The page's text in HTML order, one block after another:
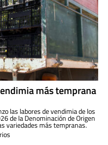
más temprana
las labores de vendimia de los
de la Denominación de Origen
variedades más tempranas.